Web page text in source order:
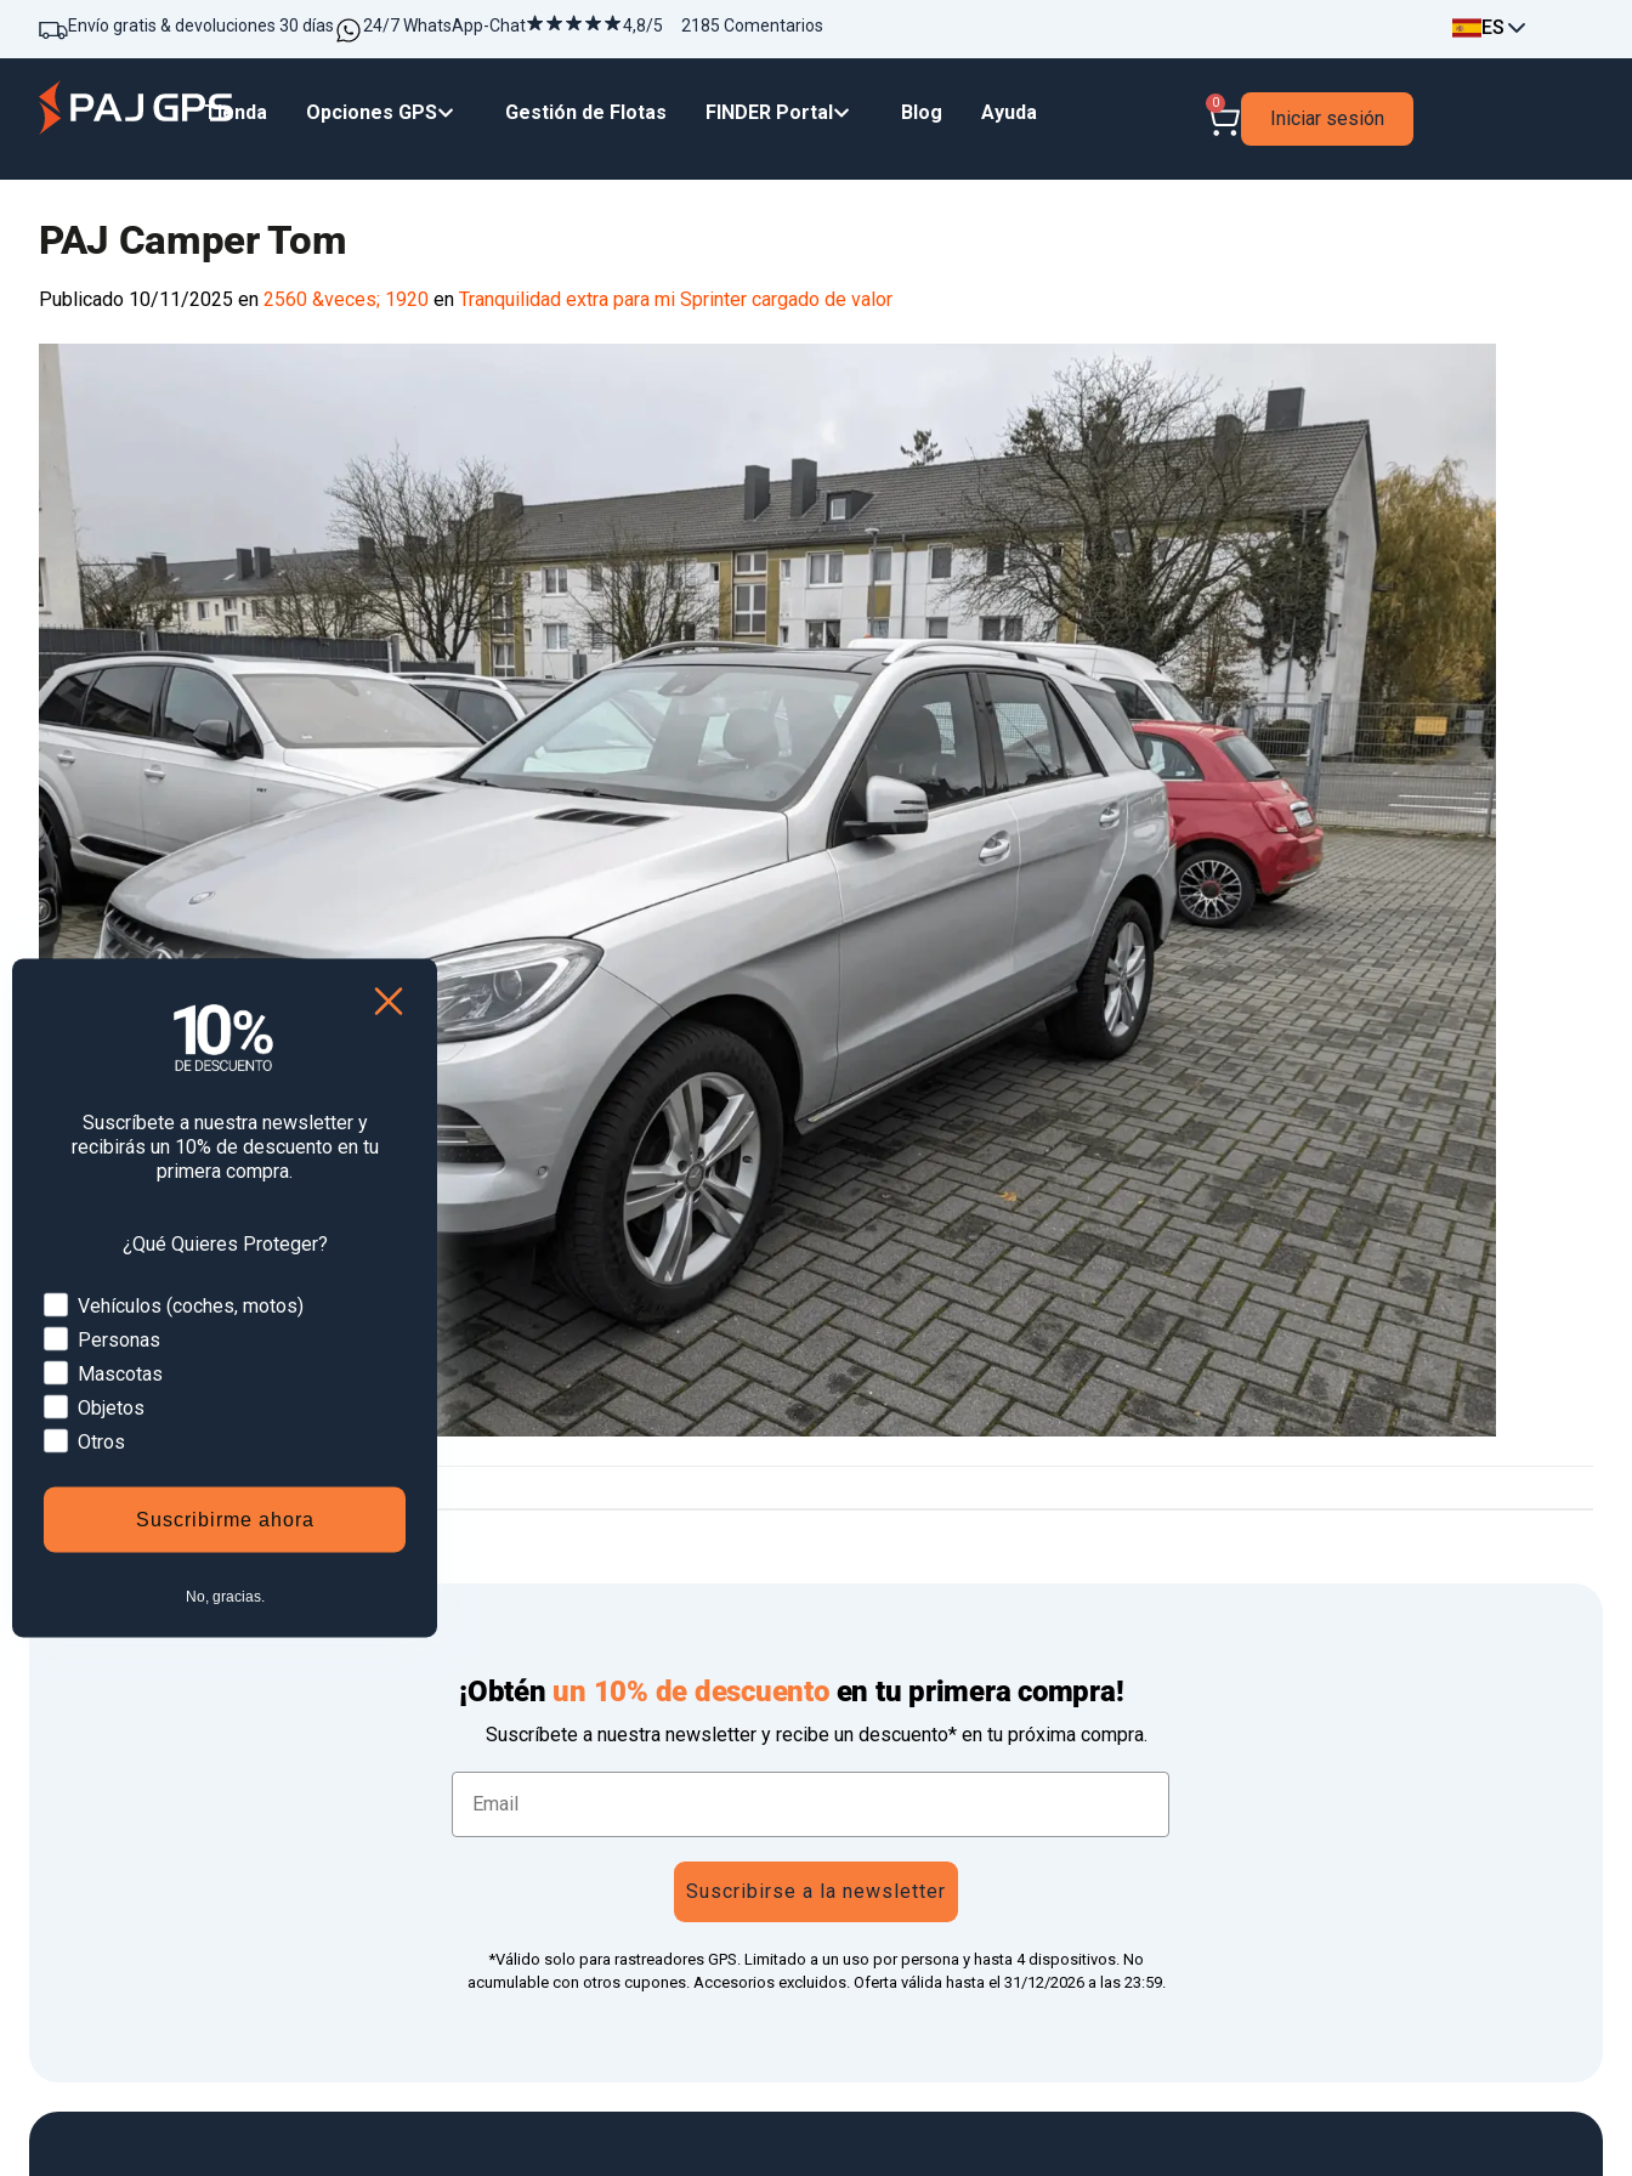
Envío gratis & devoluciones 30 días 24/7 WhatsApp-Chat 4,8/5 2185 Comentarios ES
Tienda Opciones GPS Gestión de Flotas FINDER Portal Blog Ayuda 0
Iniciar sesión
PAJ Camper Tom
Publicado 10/11/2025 en 2560 &veces; 1920 en Tranquilidad extra para mi Sprinter cargado de valor
Comentarios y Trackbacks están ahora cerrados.
¡Obtén un 10% de descuentoen tu primera compra!
Suscríbete a nuestra newsletter y recibe un descuento* en tu próxima compra.
Suscribirse a la newsletter
*Válido solo para rastreadores GPS. Limitado a un uso por persona y hasta 4 dispositivos. No
acumulable con otros cupones. Accesorios excluidos. Oferta válida hasta el 31/12/2026 a las 23:59.
Suscríbete a nuestra newsletter y
recibirás un 10% de descuento en tu
primera compra.
¿Qué Quieres Proteger?
Devices
Vehículos (coches, motos)
Personas
Mascotas
Objetos
Otros
Suscribirme ahora
No, gracias.